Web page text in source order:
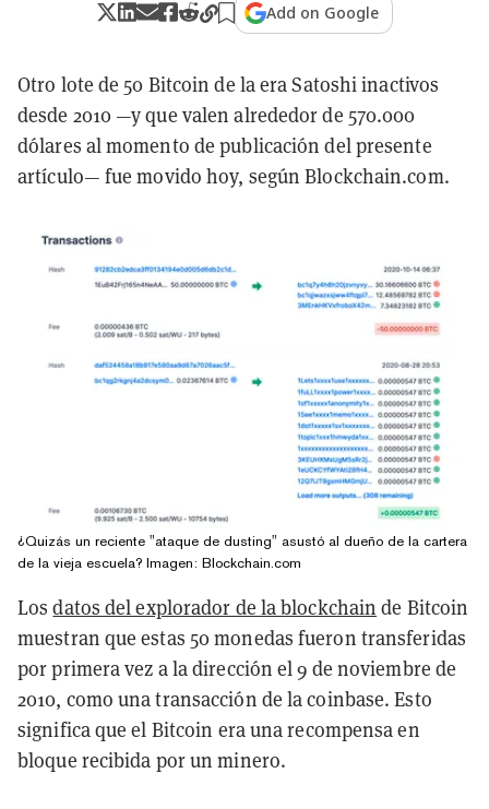
Add on Google
Otro lote de 50 Bitcoin de la era Satoshi inactivos
desde 2010 —y que valen alrededor de 570.000
dólares al momento de publicación del presente
artículo— fue movido hoy, según Blockchain.com.
¿Quizás un reciente "ataque de dusting" asustó al dueño de la cartera
de la vieja escuela? Imagen: Blockchain.com
Losdatos del explorador de la blockchain de Bitcoin
muestran que estas 50 monedas fueron transferidas
por primera vez a la dirección el 9 de noviembre de
2010, como una transacción de la coinbase. Esto
significa que el Bitcoin era una recompensa en
bloque recibida por un minero.